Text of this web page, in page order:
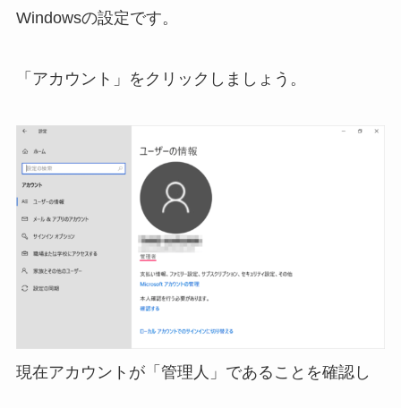
Windowsの設定です。
「アカウント」をクリックしましょう。
現在アカウントが「管理人」であることを確認し